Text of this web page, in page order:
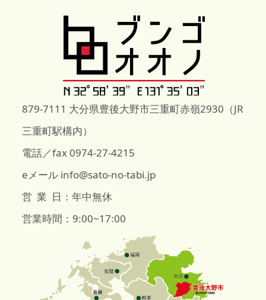
879-7111 大分県豊後大野市三重町赤嶺2930（JR
三重町駅構内）
電話／fax 0974-27-4215
eメール info@sato-no-tabi.jp
営 業 日：年中無休
営業時間：9:00~17:00